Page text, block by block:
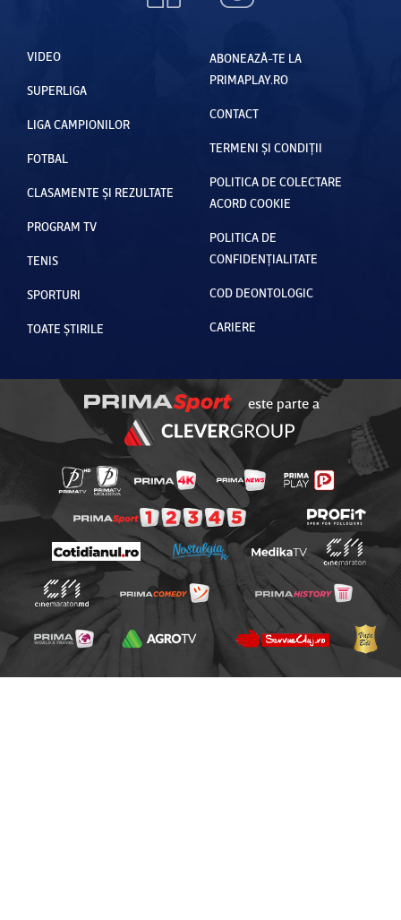
VIDEO
SUPERLIGA
LIGA CAMPIONILOR
FOTBAL
CLASAMENTE ȘI REZULTATE
PROGRAM TV
TENIS
SPORTURI
TOATE ȘTIRILE
ABONEAZĂ-TE LA
PRIMAPLAY.RO
CONTACT
TERMENI ȘI CONDIȚII
POLITICA DE COLECTARE
ACORD COOKIE
POLITICA DE
CONFIDENȚIALITATE
COD DEONTOLOGIC
CARIERE
este parte a